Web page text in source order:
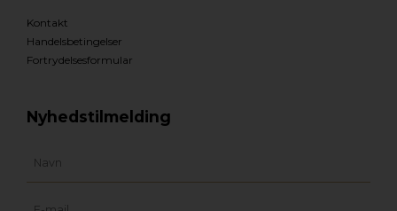
Kontakt
Handelsbetingelser
Fortrydelsesformular
Nyhedstilmelding